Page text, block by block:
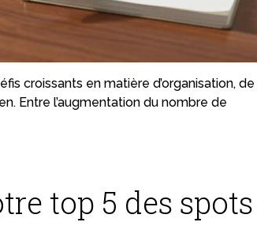
croissants en matière d’organisation, de
Entre l’augmentation du nombre de
top 5 des spots